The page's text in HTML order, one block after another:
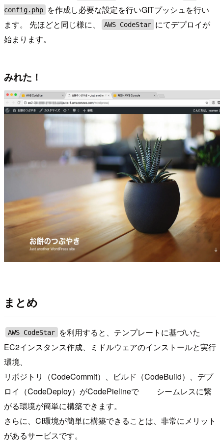
config.php
を作成し必要な設定を行いGITプッシュを行い
ます。 先ほどと同じ様に、
AWS CodeStar にてデプロイが
始まります。
みれた！
まとめ
AWS CodeStar
を利用すると、テンプレートに基づいた
EC2インスタンス作成、ミドルウェアのインストールと実行
環境、
リポジトリ（CodeCommit）、ビルド（CodeBuild）、デプ
ロイ（CodeDeploy）がCodePielineで シームレスに繋
がる環境が簡単に構築できます。
さらに、CI環境が簡単に構築できることは、非常にメリット
があるサービスです。